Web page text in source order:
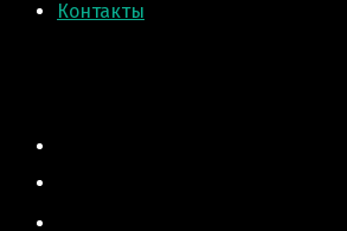
Контакты